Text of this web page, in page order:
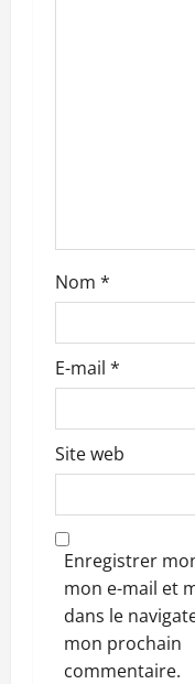
l
e
Nom *
E-mail *
Site web
Enregistrer
mon e-mail et
dans le
mon prochain
commentaire.